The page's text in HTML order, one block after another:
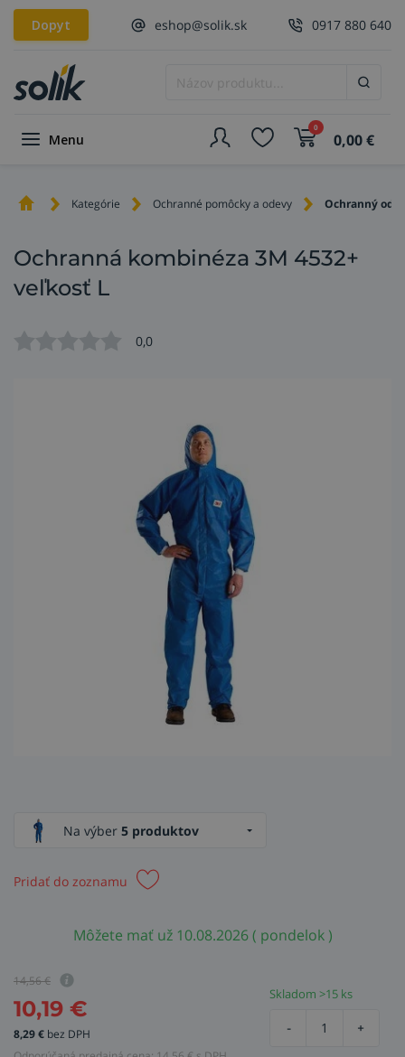
Dopyt eshop@solik.sk 0917 880 640
Menu
0
0,00€
Kategórie Ochranné pomôcky a odevy Ochranný
Ochranná kombinéza 3M 4532+
veľkosť L
0,0
Na výber 5 produktov
Pridať do zoznamu
Môžete mať už 10.08.2026 ( pondelok )
14,56€
10,19 €
8,29€ bez DPH
Skladom >15 ks
- +